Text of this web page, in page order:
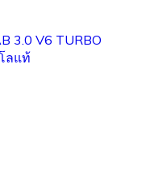
3.0 V6 TURBO
ลแท้